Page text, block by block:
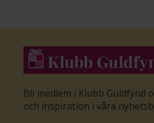
Bli medlem i Klubb Guldfynd
och inspiration i våra